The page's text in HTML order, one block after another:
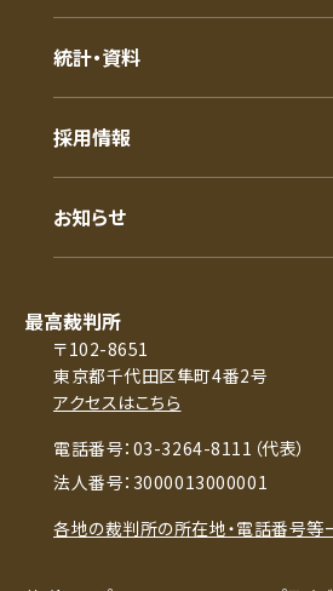
統計・資料
採用情報
お知らせ
最高裁判所
〒102-8651
東京都千代田区隼町4番2号
アクセスはこちら
電話番号：03-3264-8111（代表）
法人番号：3000013000001
各地の裁判所の所在地・電話番号等